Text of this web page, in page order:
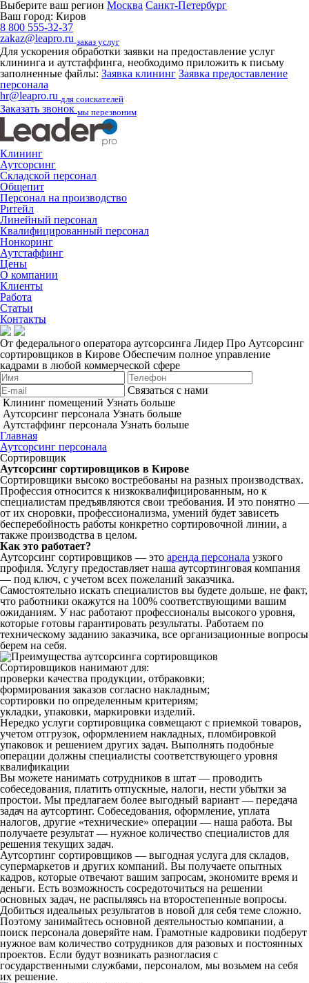
Выберите ваш регион Москва Санкт-Петербург
Ваш город: Киров
8 800 555-32-37
zakaz@leapro.ru заказ услуг
Для ускорения обработки заявки на предоставление услуг
клининга и аутстаффинга, необходимо приложить к письму
заполненные файлы: Заявка клининг Заявка предоставление
персонала
hr@leapro.ru для соискателей
Заказать звонок мы перезвоним
Клининг
Аутсорсинг
Складской персонал
Общепит
Персонал на производство
Ритейл
Линейный персонал
Квалифицированный персонал
Нонкоринг
Аутстаффинг
Цены
О компании
Клиенты
Работа
Статьи
Контакты
От федерального оператора аутсорсинга Лидер Про Аутсорсинг
сортировщиков в Кирове Обеспечим полное управление
кадрами в любой коммерческой сфере
Связаться с нами
Клининг помещений Узнать больше
Аутсорсинг персонала Узнать больше
Аутстаффинг персонала Узнать больше
Главная
Аутсорсинг персонала
Сортировщик
Аутсорсинг сортировщиков в Кирове
Сортировщики высоко востребованы на разных производствах.
Профессия относится к низкоквалифицированным, но к
специалистам предъявляются свои требования. И это понятно —
от их сноровки, профессионализма, умений будет зависеть
бесперебойность работы конкретно сортировочной линии, а
также производства в целом.
Как это работает?
Аутсорсинг сортировщиков — это аренда персонала узкого
профиля. Услугу предоставляет наша аутсортинговая компания
— под ключ, с учетом всех пожеланий заказчика.
Самостоятельно искать специалистов вы будете дольше, не факт,
что работники окажутся на 100% соответствующими вашим
ожиданиям. У нас работают профессионалы высокого уровня,
которые готовы гарантировать результаты. Работаем по
техническому заданию заказчика, все организационные вопросы
берем на себя.
Сортировщиков нанимают для:
проверки качества продукции, отбраковки;
формирования заказов согласно накладным;
сортировки по определенным критериям;
укладки, упаковки, маркировки изделий.
Нередко услуги сортировщика совмещают с приемкой товаров,
учетом отгрузок, оформлением накладных, пломбировкой
упаковок и решением других задач. Выполнять подобные
операции должны специалисты соответствующего уровня
квалификации
Вы можете нанимать сотрудников в штат — проводить
собеседования, платить отпускные, налоги, нести убытки за
простои. Мы предлагаем более выгодный вариант — передача
задач на аутсортинг. Собеседования, оформление, уплата
налогов, другие «технические» операции — наша работа. Вы
получаете результат — нужное количество специалистов для
решения текущих задач.
Аутсортинг сортировщиков — выгодная услуга для складов,
супермаркетов и других компаний. Вы получаете опытных
кадров, которые отвечают вашим запросам, экономите время и
деньги. Есть возможность сосредоточиться на решении
основных задач, не распыляясь на второстепенные вопросы.
Добиться идеальных результатов в новой для себя теме сложно.
Поэтому занимайтесь основной деятельностью компании, а
поиск персонала доверяйте нам. Грамотные кадровики подберут
нужное вам количество сотрудников для разовых и постоянных
проектов. Если будут возникать разногласия с
государственными службами, персоналом, мы возьмем на себя
их решение.